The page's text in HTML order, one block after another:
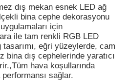
dış mekan esnek LED ağ
bina cephe dekorasyonu
için
ile tam renkli RGB LED
eğri yüzeylerde, cam
dış cephelerinde yaratıcı
hava koşullarında
sağlar.